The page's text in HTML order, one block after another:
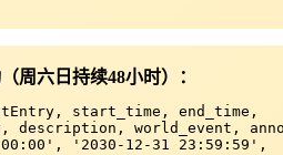
周六日持续48小时）：
start_time, end_time,
description, world_event,
'2030-12-31 23:59:59',